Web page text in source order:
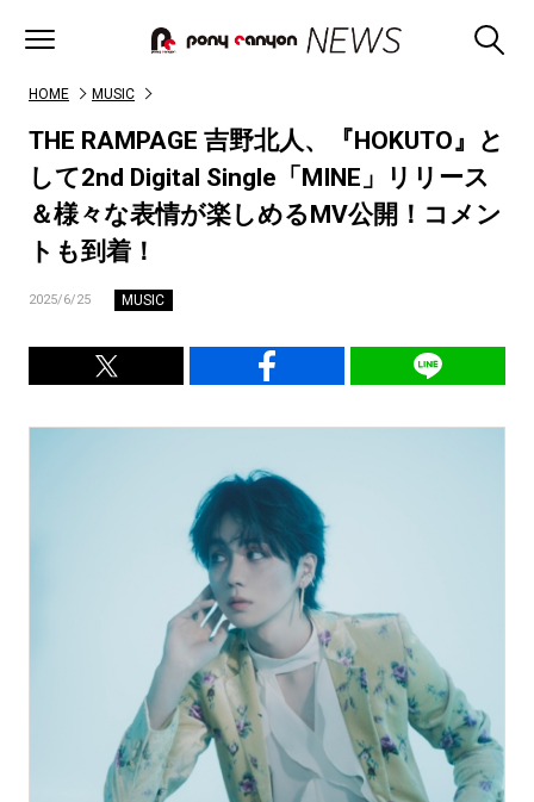
HOME MUSIC
THE RAMPAGE 吉野北人、『HOKUTO』と
して2nd Digital Single「MINE」リリース
＆様々な表情が楽しめるMV公開！コメン
トも到着！
2025/6/25 MUSIC